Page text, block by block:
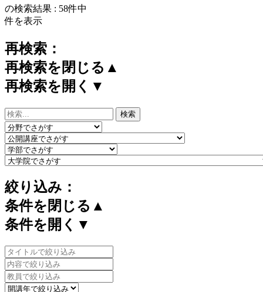
の検索結果 : 58件中
件を表示
再検索：
再検索を閉じる▲
再検索を開く▼
絞り込み：
条件を閉じる▲
条件を開く▼